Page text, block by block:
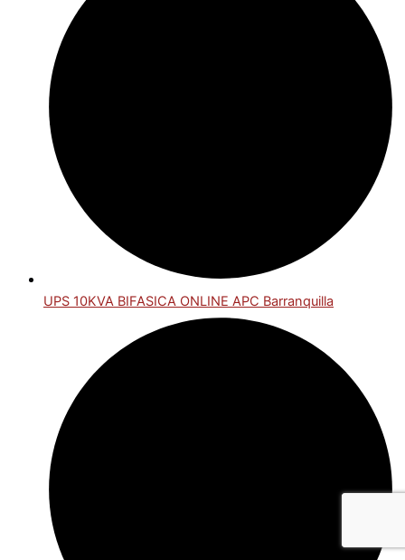
UPS 10KVA BIFASICA ONLINE APC Barranquilla